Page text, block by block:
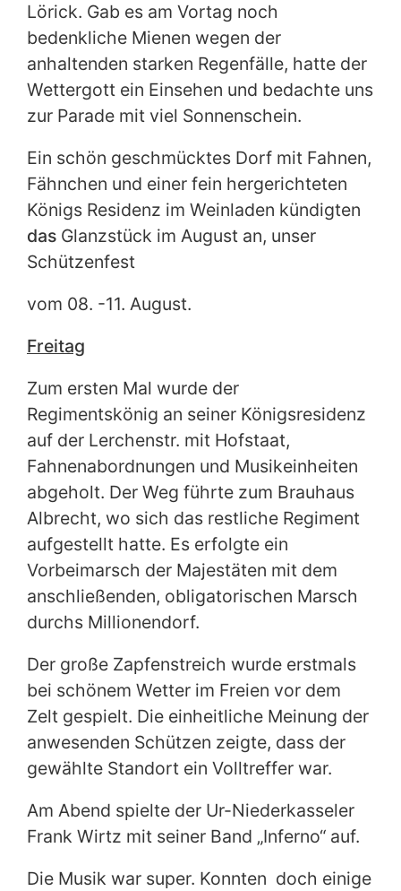
Lörick. Gab es am Vortag noch
bedenkliche Mienen wegen der
anhaltenden starken Regenfälle, hatte der
Wettergott ein Einsehen und bedachte uns
zur Parade mit viel Sonnenschein.
Ein schön geschmücktes Dorf mit Fahnen,
Fähnchen und einer fein hergerichteten
Königs Residenz im Weinladen kündigten
das Glanzstück im August an, unser
Schützenfest
vom 08. -11. August.
Freitag
Zum ersten Mal wurde der
Regimentskönig an seiner Königsresidenz
auf der Lerchenstr. mit Hofstaat,
Fahnenabordnungen und Musikeinheiten
abgeholt. Der Weg führte zum Brauhaus
Albrecht, wo sich das restliche Regiment
aufgestellt hatte. Es erfolgte ein
Vorbeimarsch der Majestäten mit dem
anschließenden, obligatorischen Marsch
durchs Millionendorf.
Der große Zapfenstreich wurde erstmals
bei schönem Wetter im Freien vor dem
Zelt gespielt. Die einheitliche Meinung der
anwesenden Schützen zeigte, dass der
gewählte Standort ein Volltreffer war.
Am Abend spielte der Ur-Niederkasseler
Frank Wirtz mit seiner Band „Inferno“ auf.
Die Musik war super. Konnten doch einige